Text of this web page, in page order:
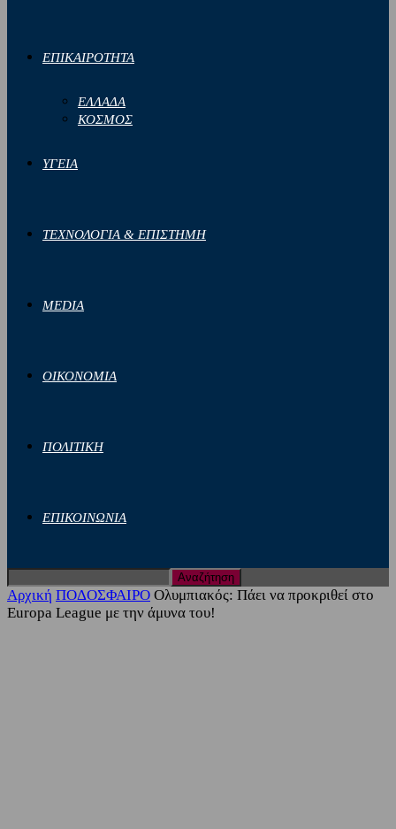
ΕΠΙΚΑΙΡΟΤΗΤΑ
ΕΛΛΑΔΑ
ΚΟΣΜΟΣ
ΥΓΕΙΑ
ΤΕΧΝΟΛΟΓΙΑ & ΕΠΙΣΤΗΜΗ
MEDIA
ΟΙΚΟΝΟΜΙΑ
ΠΟΛΙΤΙΚΗ
ΕΠΙΚΟΙΝΩΝΙΑ
Αρχική ΠΟΔΟΣΦΑΙΡΟ Ολυμπιακός: Πάει να προκριθεί στο
Europa League με την άμυνα του!